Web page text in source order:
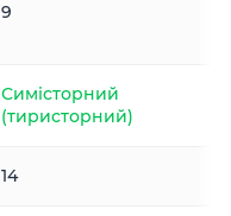
9
Симісторний
(тиристорний)
14